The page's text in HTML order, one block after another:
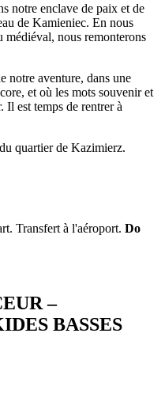
notre enclave de paix et de
de Kamieniec. En nous
médiéval, nous remonterons
notre aventure, dans une
et où les mots souvenir et
Il est temps de rentrer à
quartier de Kazimierz.
Transfert à l'aéroport. Do
–
BASSES